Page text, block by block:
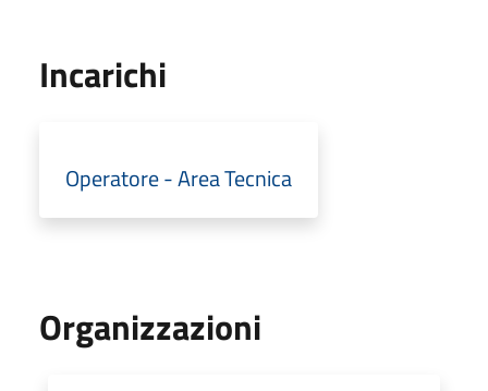
Incarichi
Operatore - Area Tecnica
Organizzazioni